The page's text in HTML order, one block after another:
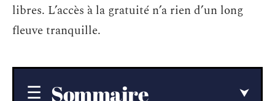
libres. L’accès à la gratuité n’a rien d’un long
fleuve tranquille.
Sommaire